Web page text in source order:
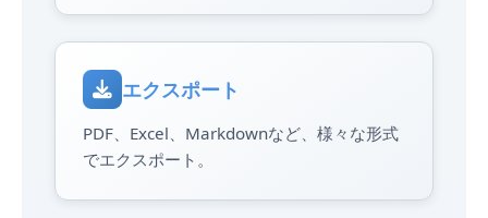
エクスポート
PDF、Excel、Markdownなど、様々な形式
でエクスポート。